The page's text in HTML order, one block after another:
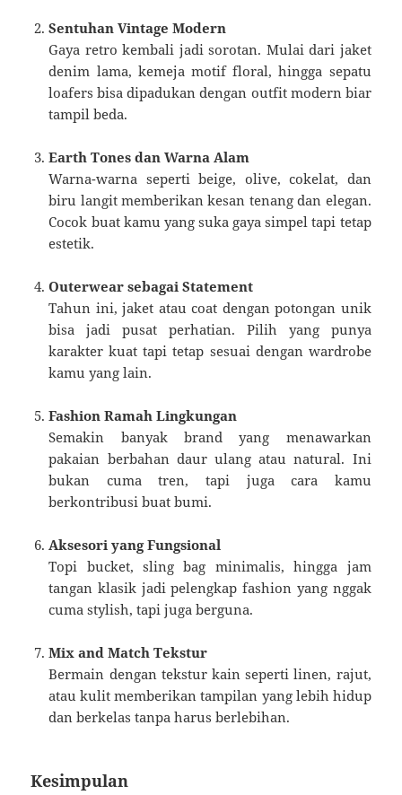
Sentuhan Vintage Modern
Gaya retro kembali jadi sorotan. Mulai dari jaket
denim lama, kemeja motif floral, hingga sepatu
loafers bisa dipadukan dengan outfit modern biar
tampil beda.
Earth Tones dan Warna Alam
Warna-warna seperti beige, olive, cokelat, dan
biru langit memberikan kesan tenang dan elegan.
Cocok buat kamu yang suka gaya simpel tapi tetap
estetik.
Outerwear sebagai Statement
Tahun ini, jaket atau coat dengan potongan unik
bisa jadi pusat perhatian. Pilih yang punya
karakter kuat tapi tetap sesuai dengan wardrobe
kamu yang lain.
Fashion Ramah Lingkungan
Semakin banyak brand yang menawarkan
pakaian berbahan daur ulang atau natural. Ini
bukan cuma tren, tapi juga cara kamu
berkontribusi buat bumi.
Aksesori yang Fungsional
Topi bucket, sling bag minimalis, hingga jam
tangan klasik jadi pelengkap fashion yang nggak
cuma stylish, tapi juga berguna.
Mix and Match Tekstur
Bermain dengan tekstur kain seperti linen, rajut,
atau kulit memberikan tampilan yang lebih hidup
dan berkelas tanpa harus berlebihan.
Kesimpulan